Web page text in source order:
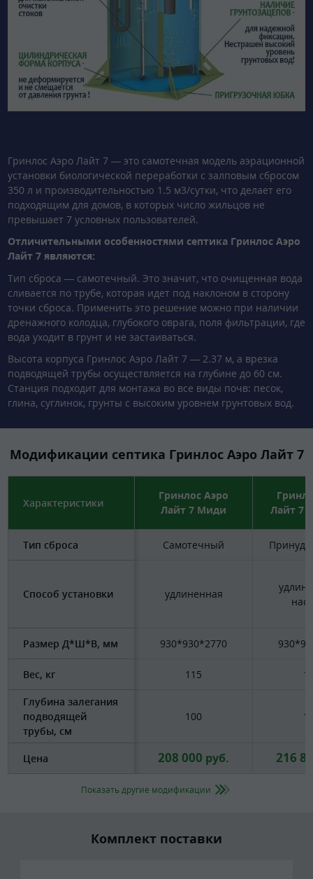
Гринлос Аэро Лайт 7 — это самотечная модель аэрационной
установки биологической переработки с залповым сбросом
350 л и производительностью 1.5 м3/сутки, что делает его
подходящим для домов, в которых число жильцов не
превышает 7 условных пользователей.
Отличительными особенностями септика Гринлос Аэро
Лайт 7 являются:
Тип сброса — самотечный. Это значит, что очищенная вода
сливается по трубе, которая идет под наклоном в сторону
точки сброса. Применить это решение можно при наличии
дренажного колодца, глубокого оврага, поля фильтрации, где
вода уходит в грунт и не застаиваться.
Высота корпуса Гринлос Аэро Лайт 7 — 2.37 м, а врезка
подводящей трубы осуществляется на глубине до 60 см.
Станция подходит для монтажа во все виды почв: песок,
глина, суглинок, грунты с высоким уровнем грунтовых вод.
Модификации септика Гринлос Аэро Лайт 7
Характеристики
Гринлос Аэро
Лайт 7 Миди
Лайт 7
Тип сброса Самотечный
Способ установки удлиненная
Размер Д*Ш*В, мм 930*930*2770
Вес, кг 115
Глубина залегания
подводящей
трубы, см
100
Цена 208 000 руб. 216
Показать другие модификации
Комплект поставки